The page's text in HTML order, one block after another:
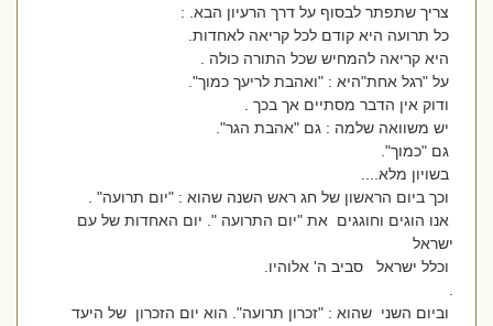
צריך שתפתר לבסוף על דרך הרעיון הבא. :
כל תרועה היא קודם לכל קריאה לאחדות.
היא קריאה להמחיש שכל התורה כולה .
על "רגל אחת"היא : "ואהבת לריעך כמוך".
ודוק אין הדבר מסתיים אך בכך .
יש משוואה שלמה : גם "אהבת הגר".
גם "כמוך".
בשויון מלא....
וכך ביום הראשון של חג ראש השנה שהוא : "יום תרועה" .
אנו הוגים וחוגגים את "יום התרועה ". יום האחדות של עם
ישראל
וכלל ישראל סביב ה' אלוהיו.
וביום השני שהוא : "זכרון תרועה". הוא יום הזכרון של היעד